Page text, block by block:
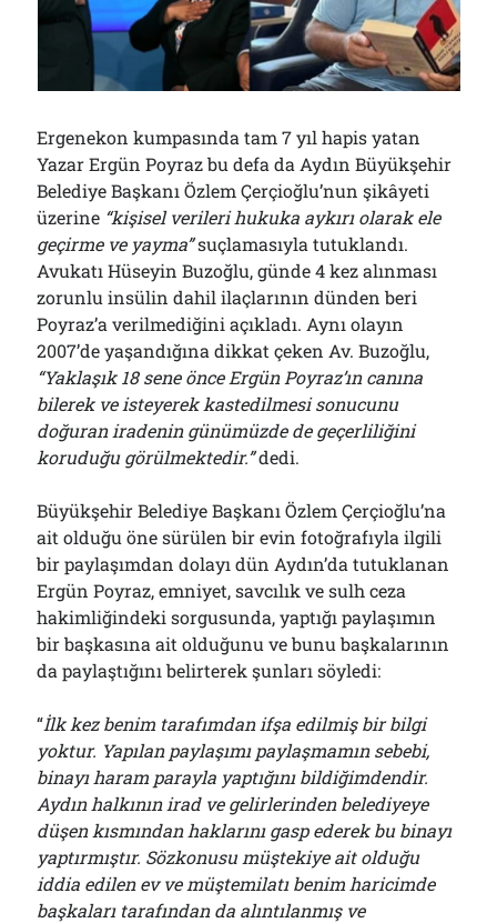
Çağırdı!..
31/07/2026
Arşivler
Ergenekon kumpasında tam 7 yıl hapis yatan
Yazar Ergün Poyraz bu defa da Aydın Büyükşehir
Belediye Başkanı Özlem Çerçioğlu’nun şikâyeti
üzerine “kişisel verileri hukuka aykırı olarak ele
geçirme ve yayma”suçlamasıyla tutuklandı.
Avukatı Hüseyin Buzoğlu, günde 4 kez alınması
zorunlu insülin dahil ilaçlarının dünden beri
Poyraz’a verilmediğini açıkladı. Aynı olayın
2007’de yaşandığına dikkat çeken Av. Buzoğlu,
“Yaklaşık 18 sene önce Ergün Poyraz’ın canına
bilerek ve isteyerek kastedilmesi sonucunu
doğuran iradenin günümüzde de geçerliliğini
koruduğu görülmektedir.”dedi.
Büyükşehir Belediye Başkanı Özlem Çerçioğlu’na
ait olduğu öne sürülen bir evin fotoğrafıyla ilgili
bir paylaşımdan dolayı dün Aydın’da tutuklanan
Ergün Poyraz, emniyet, savcılık ve sulh ceza
hakimliğindeki sorgusunda, yaptığı paylaşımın
bir başkasına ait olduğunu ve bunu başkalarının
da paylaştığını belirterek şunları söyledi:
“İlk kez benim tarafımdan ifşa edilmiş bir bilgi
yoktur. Yapılan paylaşımı paylaşmamın sebebi,
binayı haram parayla yaptığını bildiğimdendir.
Aydın halkının irad ve gelirlerinden belediyeye
düşen kısmından haklarını gasp ederek bu binayı
yaptırmıştır. Sözkonusu müştekiye ait olduğu
iddia edilen ev ve müştemilatı benim haricimde
başkaları tarafından da alıntılanmış ve